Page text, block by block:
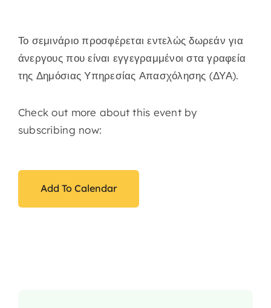
Το σεμινάριο προσφέρεται εντελώς δωρεάν για
άνεργους που είναι εγγεγραμμένοι στα γραφεία
της Δημόσιας Υπηρεσίας Απασχόλησης (ΔΥΑ).
Check out more about this event by
subscribing now:
Add To Calendar